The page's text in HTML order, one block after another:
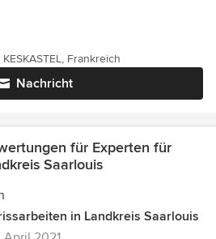
Nachricht
Frankreich
für Experten für
Saarlouis
in Landkreis Saarlouis